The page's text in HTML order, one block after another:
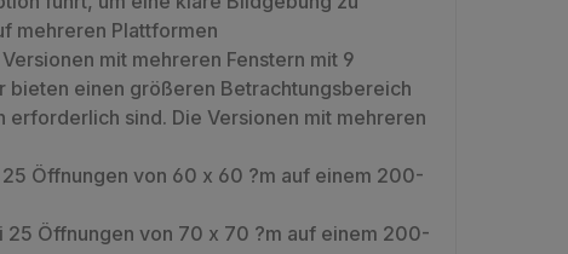
mehreren Plattformen
mit mehreren Fenstern mit 9
bieten einen größeren Betrachtungsbereich
sind. Die Versionen mit mehreren
Öffnungen von 60 x 60 ?m auf einem 200-
Öffnungen von 70 x 70 ?m auf einem 200-